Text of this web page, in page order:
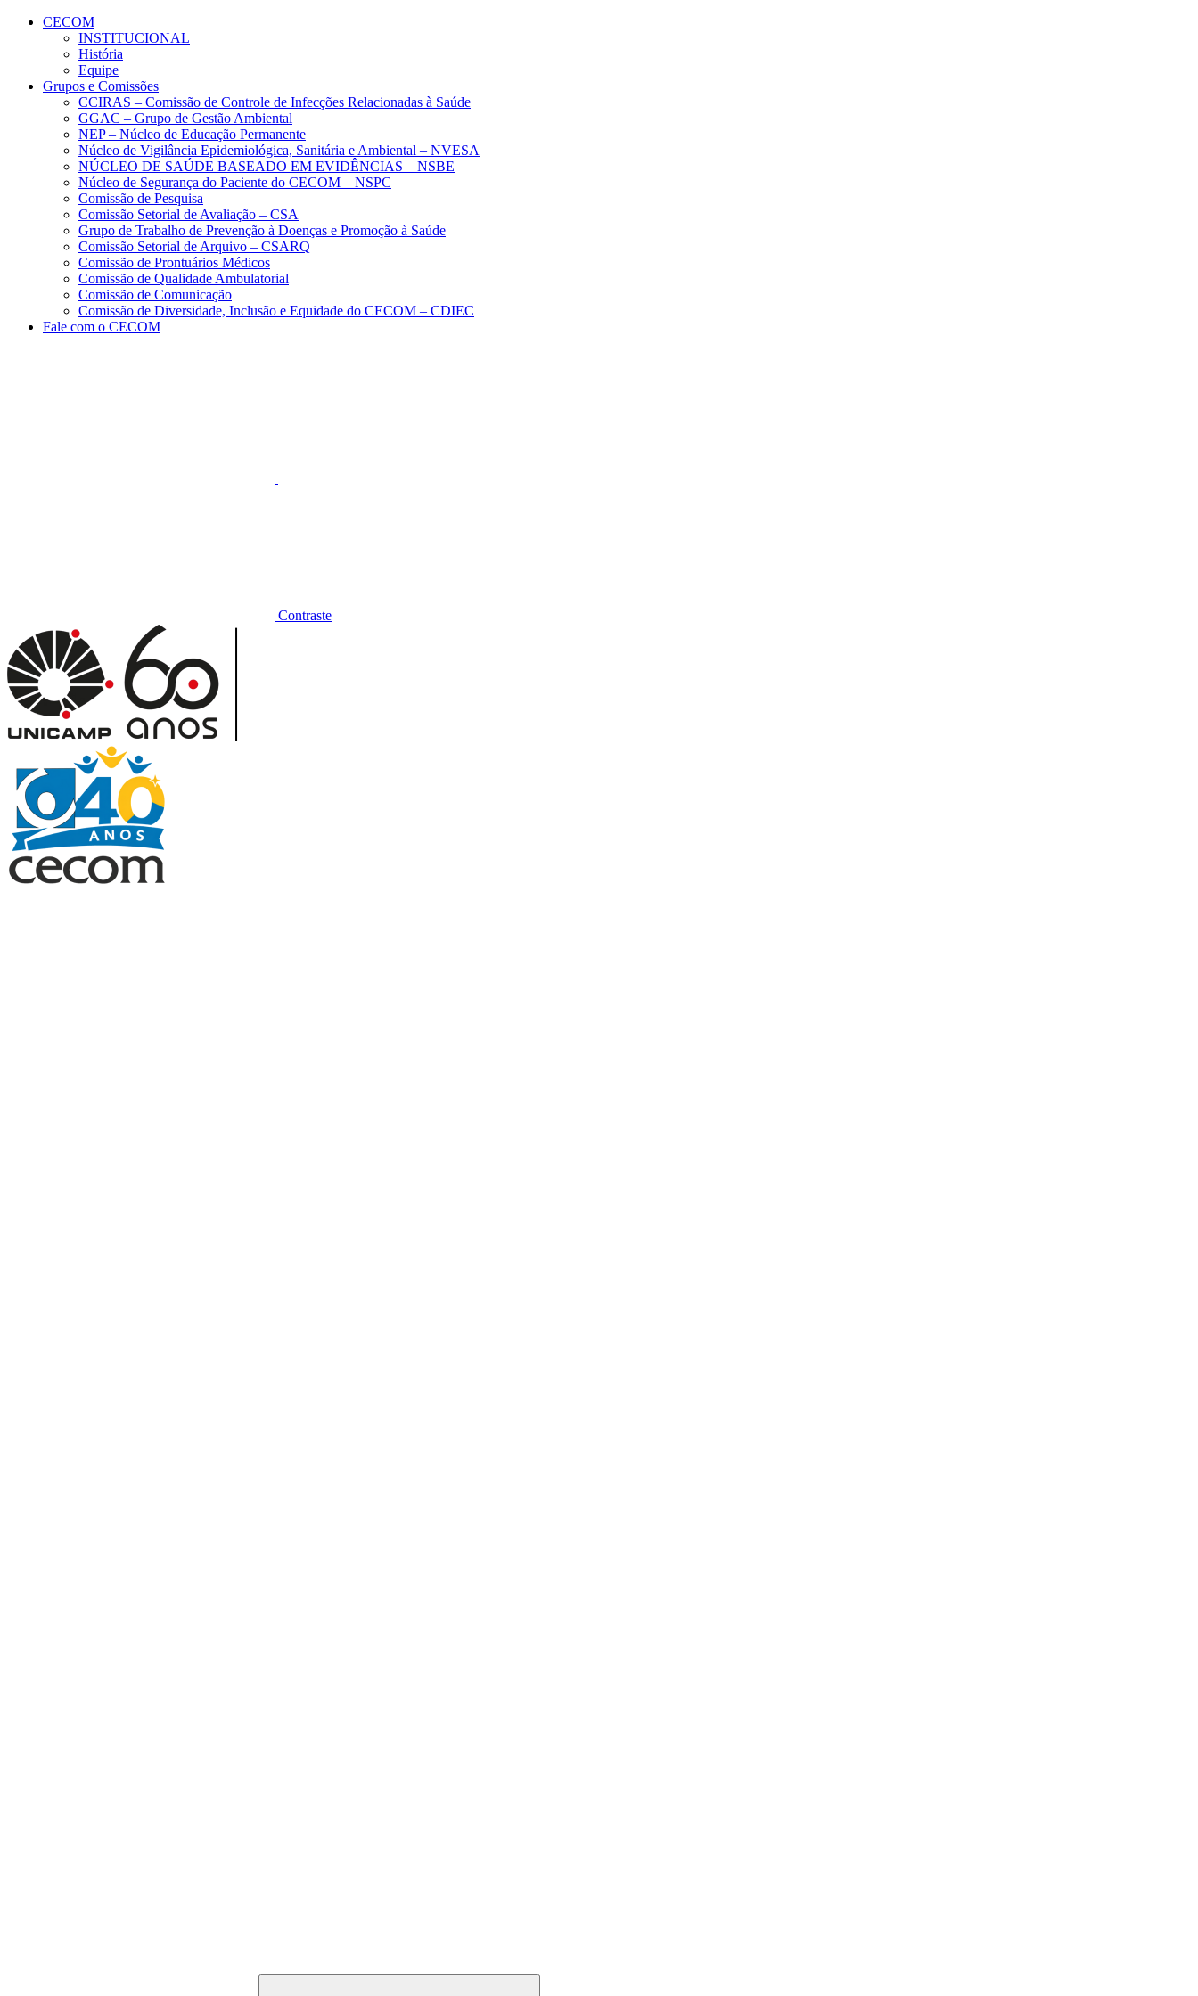
Conteúdo principal
CECOM
INSTITUCIONAL
História
Equipe
Grupos e Comissões
CCIRAS – Comissão de Controle de Infecções Relacionadas à Saúde
GGAC – Grupo de Gestão Ambiental
NEP – Núcleo de Educação Permanente
Núcleo de Vigilância Epidemiológica, Sanitária e Ambiental – NVESA
NÚCLEO DE SAÚDE BASEADO EM EVIDÊNCIAS – NSBE
Núcleo de Segurança do Paciente do CECOM – NSPC
Comissão de Pesquisa
Comissão Setorial de Avaliação – CSA
Grupo de Trabalho de Prevenção à Doenças e Promoção à Saúde
Comissão Setorial de Arquivo – CSARQ
Comissão de Prontuários Médicos
Comissão de Qualidade Ambulatorial
Comissão de Comunicação
Comissão de Diversidade, Inclusão e Equidade do CECOM – CDIEC
Fale com o CECOM
Contraste